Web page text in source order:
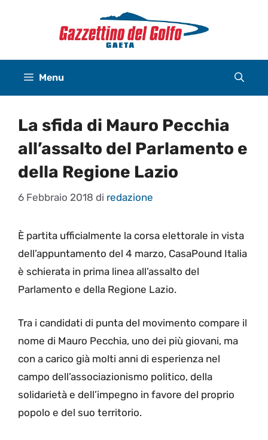
Menu
La sfida di Mauro Pecchia
all’assalto del Parlamento e
della Regione Lazio
6 Febbraio 2018 di redazione
È partita ufficialmente la corsa elettorale in vista
dell’appuntamento del 4 marzo, CasaPound Italia
è schierata in prima linea all’assalto del
Parlamento e della Regione Lazio.
Tra i candidati di punta del movimento compare il
nome di Mauro Pecchia, uno dei più giovani, ma
con a carico già molti anni di esperienza nel
campo dell’associazionismo politico, della
solidarietà e dell’impegno in favore del proprio
popolo e del suo territorio.